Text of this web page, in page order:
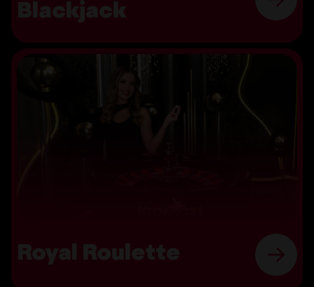
Blackjack
Royal Roulette